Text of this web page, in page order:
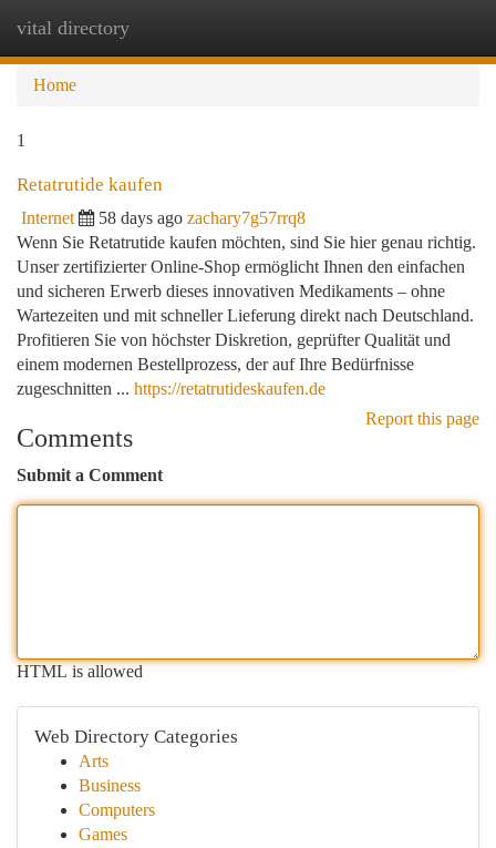
vital directory
Home
1
Retatrutide kaufen
Internet 58 days ago zachary7g57rrq8
Wenn Sie Retatrutide kaufen möchten, sind Sie hier genau richtig.
Unser zertifizierter Online-Shop ermöglicht Ihnen den einfachen
und sicheren Erwerb dieses innovativen Medikaments – ohne
Wartezeiten und mit schneller Lieferung direkt nach Deutschland.
Profitieren Sie von höchster Diskretion, geprüfter Qualität und
einem modernen Bestellprozess, der auf Ihre Bedürfnisse
zugeschnitten ... https://retatrutideskaufen.de
Report this page
Comments
Submit a Comment
HTML is allowed
Web Directory Categories
Arts
Business
Computers
Games